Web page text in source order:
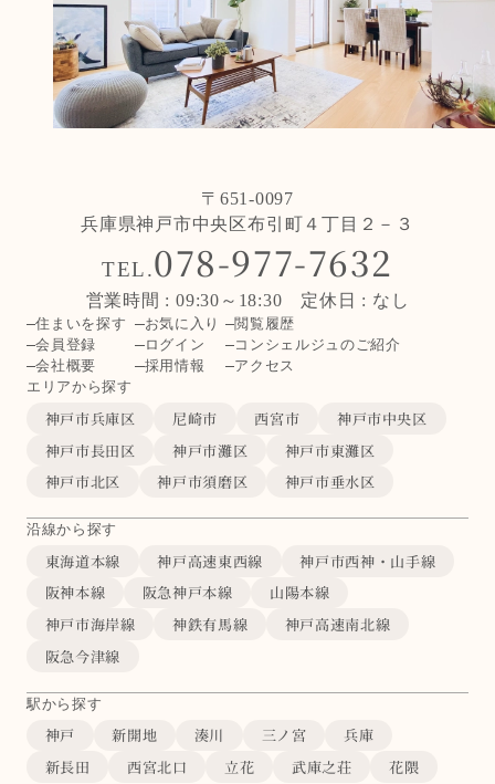
〒651-0097
兵庫県神戸市中央区布引町４丁目２－３
TEL.078-977-7632
営業時間 : 09:30～18:30 定休日 : なし
住まいを探す お気に入り
閲覧履歴
会員登録
ログイン
コンシェルジュのご紹介
会社概要
採用情報
アクセス
エリアから探す
神戸市兵庫区 尼崎市 西宮市
神戸市中央区
神戸市長田区
神戸市灘区
神戸市東灘区
神戸市北区
神戸市須磨区 神戸市垂水区
沿線から探す
東海道本線 神戸高速東西線
神戸市西神・山手線
阪神本線
阪急神戸本線
山陽本線
神戸市海岸線
神鉄有馬線
神戸高速南北線
阪急今津線
駅から探す
神戸 新開地 湊川 三ノ宮
兵庫
新長田
西宮北口 立花 武庫之荘 花隈